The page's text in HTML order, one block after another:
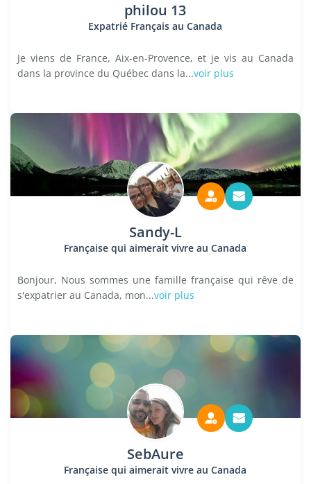
philou 13
Expatrié Français au Canada
Je viens de France, Aix-en-Provence, et je vis au Canada
dans la province du Québec dans la...voir plus
Sandy-L
Française qui aimerait vivre au Canada
Bonjour, Nous sommes une famille française qui rêve de
s'expatrier au Canada, mon...voir plus
SebAure
Française qui aimerait vivre au Canada